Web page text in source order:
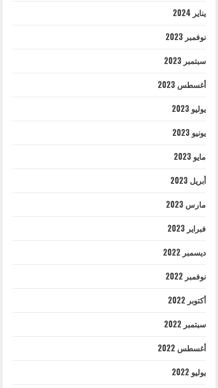
يناير 2024
نوفمبر 2023
سبتمبر 2023
أغسطس 2023
يوليو 2023
يونيو 2023
مايو 2023
أبريل 2023
مارس 2023
فبراير 2023
ديسمبر 2022
نوفمبر 2022
أكتوبر 2022
سبتمبر 2022
أغسطس 2022
يوليو 2022